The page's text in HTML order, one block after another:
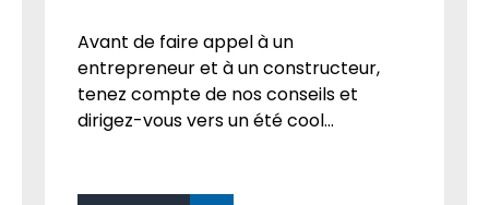
Avant de faire appel à un
entrepreneur et à un constructeur,
tenez compte de nos conseils et
dirigez-vous vers un été cool...